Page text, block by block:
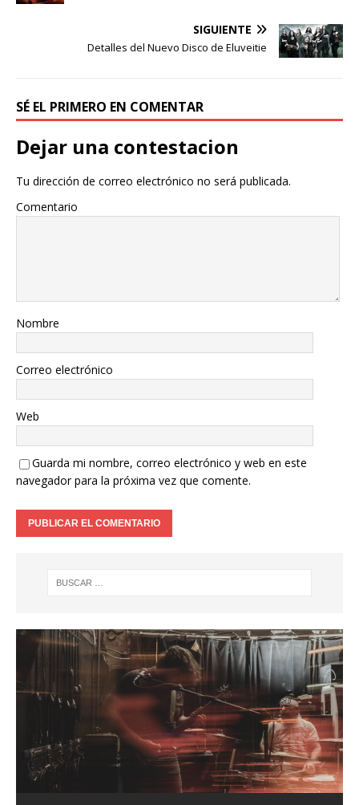
SIGUIENTE
Detalles del Nuevo Disco de Eluveitie
SÉ EL PRIMERO EN COMENTAR
Dejar una contestacion
Tu dirección de correo electrónico no será publicada.
Comentario
Nombre
Correo electrónico
Web
Guarda mi nombre, correo electrónico y web en este
navegador para la próxima vez que comente.
ENTREVISTA KILMARA
ALFA PENTATONIK LANZA EL EP
ENTREVISTA BLACK SATELITE
Entrevista a Xeneris